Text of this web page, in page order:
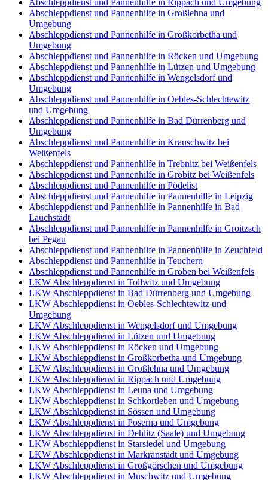
Abschleppdienst und Pannenhilfe in Großlehna und
Umgebung
Abschleppdienst und Pannenhilfe in Großkorbetha und
Umgebung
Abschleppdienst und Pannenhilfe in Röcken und Umgebung
Abschleppdienst und Pannenhilfe in Lützen und Umgebung
Abschleppdienst und Pannenhilfe in Wengelsdorf und
Umgebung
Abschleppdienst und Pannenhilfe in Oebles-Schlechtewitz
und Umgebung
Abschleppdienst und Pannenhilfe in Bad Dürrenberg und
Umgebung
Abschleppdienst und Pannenhilfe in Krauschwitz bei
Weißenfels
Abschleppdienst und Pannenhilfe in Trebnitz bei Weißenfels
Abschleppdienst und Pannenhilfe in Gröbitz bei Weißenfels
Abschleppdienst und Pannenhilfe in Pödelist
Abschleppdienst und Pannenhilfe in Pannenhilfe in Leipzig
Abschleppdienst und Pannenhilfe in Pannenhilfe in Bad
Lauchstädt
Abschleppdienst und Pannenhilfe in Pannenhilfe in Groitzsch
bei Pegau
Abschleppdienst und Pannenhilfe in Pannenhilfe in Zeuchfeld
Abschleppdienst und Pannenhilfe in Teuchern
Abschleppdienst und Pannenhilfe in Gröben bei Weißenfels
LKW Abschleppdienst in Tollwitz und Umgebung
LKW Abschleppdienst in Bad Dürrenberg und Umgebung
LKW Abschleppdienst in Oebles-Schlechtewitz und
Umgebung
LKW Abschleppdienst in Wengelsdorf und Umgebung
LKW Abschleppdienst in Lützen und Umgebung
LKW Abschleppdienst in Röcken und Umgebung
LKW Abschleppdienst in Großkorbetha und Umgebung
LKW Abschleppdienst in Großlehna und Umgebung
LKW Abschleppdienst in Rippach und Umgebung
LKW Abschleppdienst in Leuna und Umgebung
LKW Abschleppdienst in Schkortleben und Umgebung
LKW Abschleppdienst in Sössen und Umgebung
LKW Abschleppdienst in Poserna und Umgebung
LKW Abschleppdienst in Dehlitz (Saale) und Umgebung
LKW Abschleppdienst in Starsiedel und Umgebung
LKW Abschleppdienst in Markranstädt und Umgebung
LKW Abschleppdienst in Großgörschen und Umgebung
LKW Abschleppdienst in Muschwitz und Umgebung